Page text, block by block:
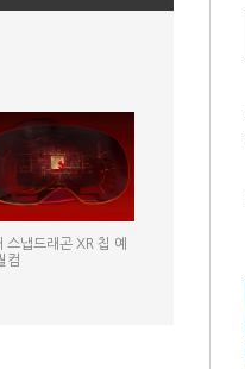
스냅드래곤 XR 칩 예
컴